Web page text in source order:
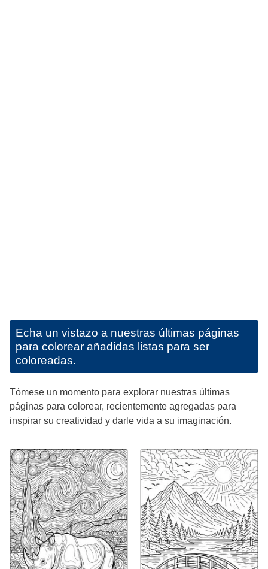
Echa un vistazo a nuestras últimas páginas
para colorear añadidas listas para ser
coloreadas.
Tómese un momento para explorar nuestras últimas
páginas para colorear, recientemente agregadas para
inspirar su creatividad y darle vida a su imaginación.